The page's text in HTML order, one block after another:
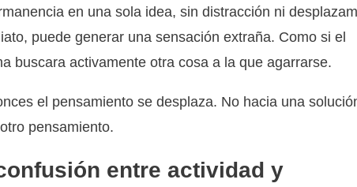
en una sola idea, sin distracción ni
puede generar una sensación extraña. Como si el
buscara activamente otra cosa a la que agarrarse.
el pensamiento se desplaza. No hacia una
pensamiento.
entre actividad y